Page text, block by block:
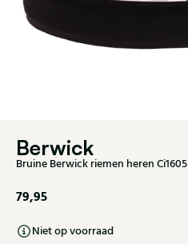
Berwick
Bruine Berwick riemen heren Ci1605
79,95
Niet op voorraad